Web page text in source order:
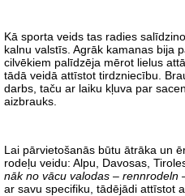
Kā sporta veids tas radies
kalnu valstīs. Agrāk kamanas bija
cilvēkiem palīdzēja mērot lielus
tādā veidā attīstot tirdzniecību.
darbs, taču ar laiku kļuva par
aizbrauks.
Lai pārvietošanās būtu ātrāka un
rodeļu veidu: Alpu, Davosas,
nāk no vācu valodas – rennrodeln
ar savu specifiku, tādējādi attīstot